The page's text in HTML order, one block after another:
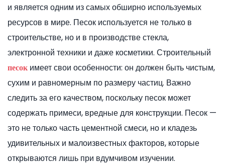
и является одним из самых обширно используемых
ресурсов в мире. Песок используется не только в
строительстве, но и в производстве стекла,
электронной техники и даже косметики. Строительный
песок имеет свои особенности: он должен быть чистым,
сухим и равномерным по размеру частиц. Важно
следить за его качеством, поскольку песок может
содержать примеси, вредные для конструкции. Песок —
это не только часть цементной смеси, но и кладезь
удивительных и малоизвестных факторов, которые
открываются лишь при вдумчивом изучении.